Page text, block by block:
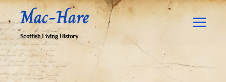
Zum
Inhalt
springen
Mac-Hare
Scottish Living History